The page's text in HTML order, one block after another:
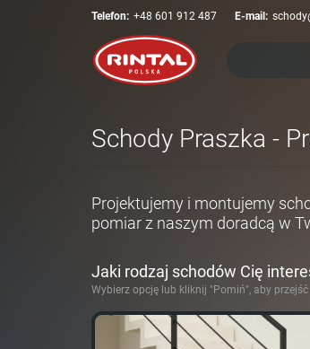
Telefon: +48 601 912 487 E-mail:
Schody Praszka -
Projektujemy i montujemy
pomiar z naszym doradcą w
Jaki rodzaj schodów Cię
Wybierz opcję lub kliknij "Pomiń", aby przejść